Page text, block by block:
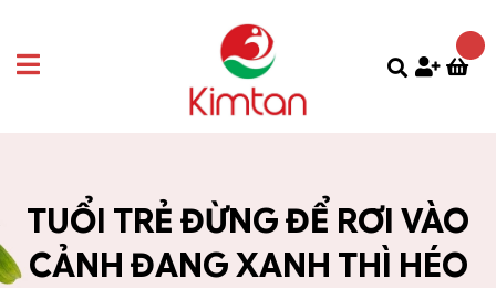
TUỔI TRẺ ĐỪNG ĐỂ RƠI VÀO
CẢNH ĐANG XANH THÌ HÉO